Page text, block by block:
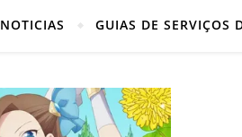
NOTICIAS GUIAS DE SERVIÇOS